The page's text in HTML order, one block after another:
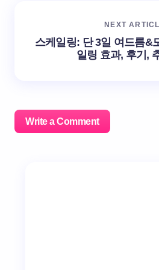
NEXT
스케일링: 단 3일 여드름&
일링 효과, 후기,
Write a Comment